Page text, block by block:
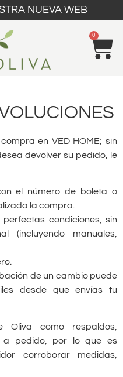
NUEVA WEB
0
en VED HOME; sin
devolver su pedido, le
el número de boleta o
la compra.
condiciones, sin
(incluyendo manuales,
de un cambio puede
desde que envías tu
Oliva como respaldos,
a pedido, por lo que es
corroborar medidas,